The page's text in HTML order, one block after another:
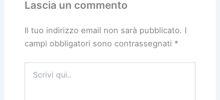
Lascia un commento
Il tuo indirizzo email non sarà pubblicato. I
campi obbligatori sono contrassegnati *
qui..